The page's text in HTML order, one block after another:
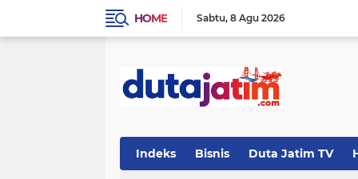
HOME Sabtu 8 Agu 2026
Indeks Bisnis Duta Jatim TV